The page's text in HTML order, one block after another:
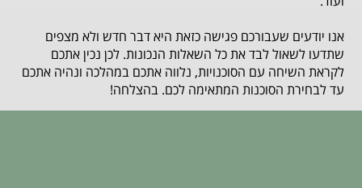
אנו יודעים שעבורכם פגישה כזאת היא דבר חדש ולא מצפים
שתדעו לשאול לבד את כל השאלות הנכונות. לכן נכין אתכם
לקראת השיחה עם הסוכנויות, נלווה אתכם במהלכה ונהיה אתכם
עד לבחירת הסוכנות המתאימה לכם. בהצלחה!